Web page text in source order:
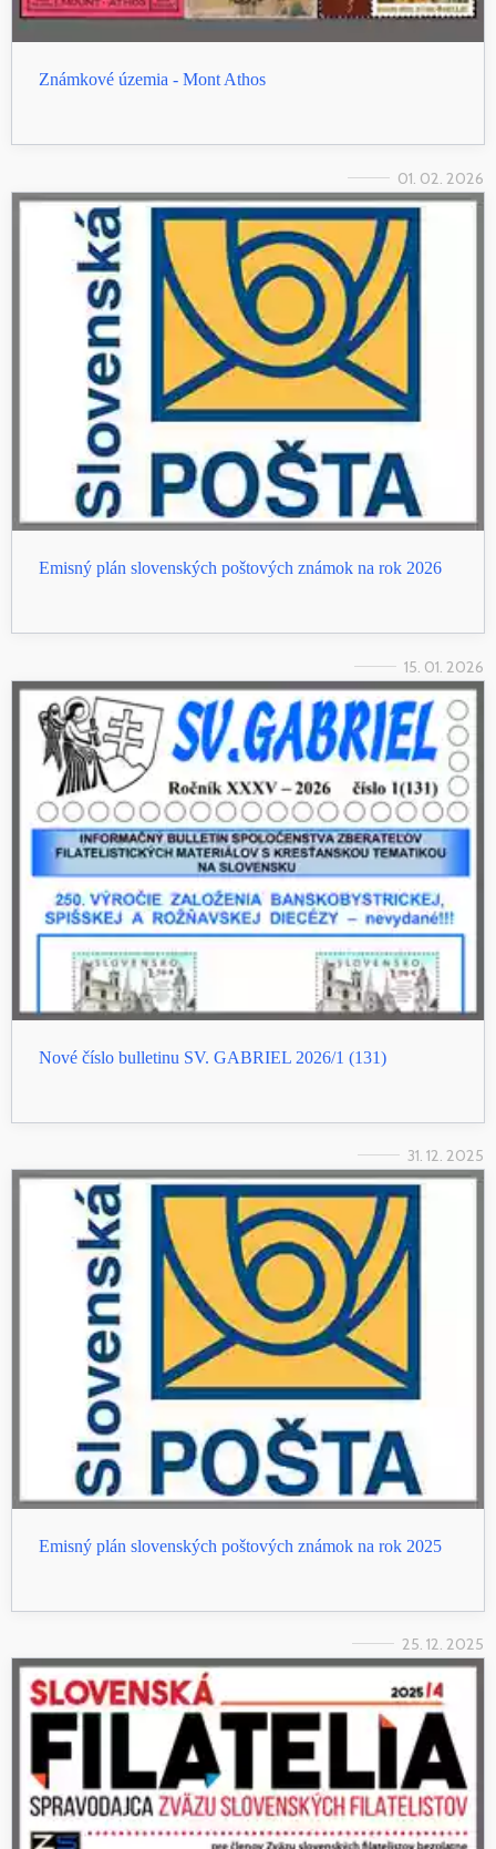
Známkové územia - Mont Athos
01. 02. 2026
Emisný plán slovenských poštových známok na rok 2026
15. 01. 2026
Nové číslo bulletinu SV. GABRIEL 2026/1 (131)
31. 12. 2025
Emisný plán slovenských poštových známok na rok 2025
25. 12. 2025